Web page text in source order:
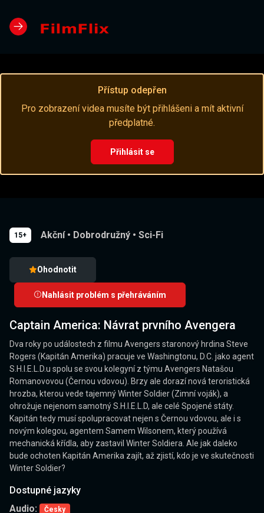
Přístup odepřen
Pro zobrazení videa musíte být přihlášeni a mít aktivní
předplatné.
Přihlásit se
15+ Akční • Dobrodružný • Sci-Fi
Ohodnotit
Nahlásit problém s přehráváním
Captain America: Návrat prvního Avengera
Dva roky po událostech z filmu Avengers staronový hrdina Steve
Rogers (Kapitán Amerika) pracuje ve Washingtonu, D.C. jako agent
S.H.I.E.L.D.u spolu se svou kolegyní z týmu Avengers Natašou
Romanovovou (Černou vdovou). Brzy ale dorazí nová teroristická
hrozba, kterou vede tajemný Winter Soldier (Zimní voják), a
ohrožuje nejenom samotný S.H.I.E.L.D, ale celé Spojené státy.
Kapitán tedy musí spolupracovat nejen s Černou vdovou, ale i s
novým kolegou, agentem Samem Wilsonem, který používá
mechanická křídla, aby zastavil Winter Soldiera. Ale jak daleko
bude ochoten Kapitán Amerika zajít, až zjistí, kdo je ve skutečnosti
Winter Soldier?
Dostupné jazyky
Audio:
Česky